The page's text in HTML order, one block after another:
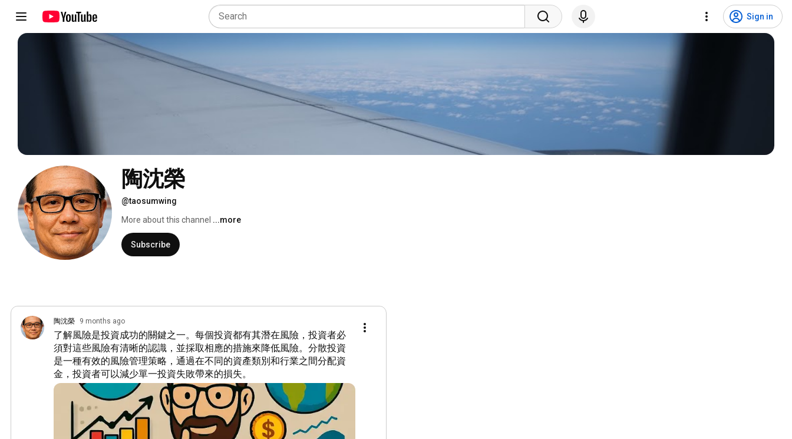
Sign in
陶沈榮
@taosumwing
More about this channel ...more
Subscribe
陶沈榮 9 months ago
了解風險是投資成功的關鍵之一。每個投資都有其潛在風險，投資者必
須對這些風險有清晰的認識，並採取相應的措施來降低風險。分散投資
是一種有效的風險管理策略，通過在不同的資產類別和行業之間分配資
金，投資者可以減少單一投資失敗帶來的損失。